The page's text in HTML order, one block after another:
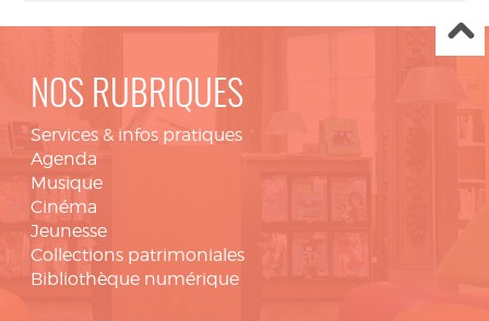
NOS RUBRIQUES
Services & infos pratiques
Agenda
Musique
Cinéma
Jeunesse
Collections patrimoniales
Bibliothèque numérique